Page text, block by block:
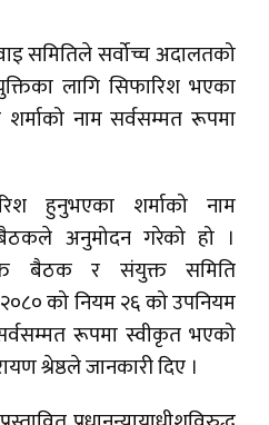
समितिले सर्वोच्च अदालतको
लागि सिफारिश भएका
शर्माको नाम सर्वसम्मत रूपमा
हुनुभएका शर्माको नाम
अनुमोदन गरेको हो ।
बैठक र संयुक्त समिति
को नियम २६ को उपनियम
रूपमा स्वीकृत भएको
श्रेष्ठले जानकारी दिए ।